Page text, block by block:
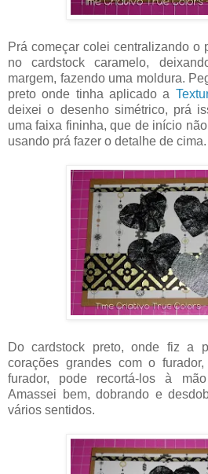
Prá começar colei centralizando o
no cardstock caramelo,
margem, fazendo uma moldura.
preto onde tinha aplicado a
deixei o desenho simétrico, prá
uma faixa fininha, que de início
usando prá fazer o detalhe de cima.
Do cardstock preto, onde fiz a
corações grandes com o
furador, pode recortá-los à
Amassei bem, dobrando e
vários sentidos.